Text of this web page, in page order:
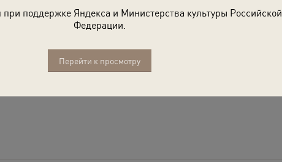
при поддержке Яндекса и Министерства культуры Российской
Федерации.
Перейти к просмотру